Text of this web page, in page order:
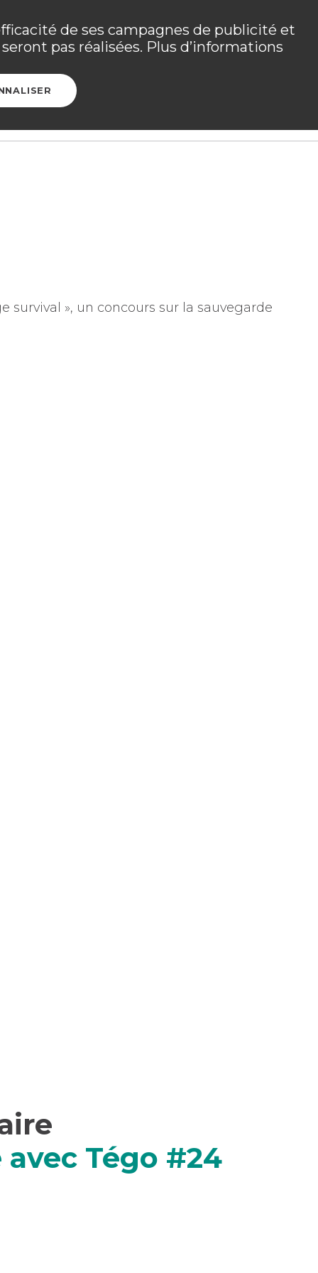
survival », un concours sur la sauvegarde
Tégo #24
de ses campagnes de publicité et
pas réalisées. Plus d’informations